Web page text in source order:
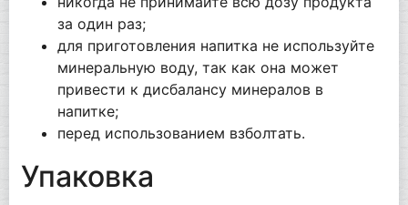
за один раз;
для приготовления напитка не используйте
минеральную воду, так как она может
привести к дисбалансу минералов в
напитке;
перед использованием взболтать.
Упаковка